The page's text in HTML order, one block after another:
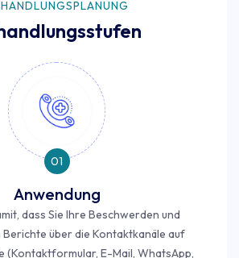
01
Anwendung
dass Sie Ihre Beschwerden und
Berichte über die Kontaktkanäle auf
(Kontaktformular, E-Mail, WhatsApp,